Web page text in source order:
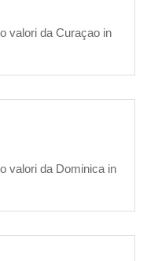
valori da Curaçao in
valori da Dominica in